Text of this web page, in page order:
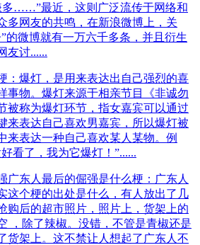
多……”最近，这则广泛流传于网络和
多网友的共鸣，在新浪微博上，关
的微博就有一万六千多条，并且衍生
友讨......
：爆灯，是用来表达出自己强烈的喜
事物。爆灯来源于相亲节目《非诚勿
被称为爆灯环节，指女嘉宾可以通过
来表达自己喜欢男嘉宾，所以爆灯被
来表达一种自己喜欢某人某物。例
看了，我为它爆灯！”......
广东人最后的倔强是什么梗：广东人
这个梗的出处是什么，有人放出了几
购后的超市照片，照片上，货架上的
，除了辣椒。没错，不管是青椒还是
货架上。这不禁让人想起了广东人不